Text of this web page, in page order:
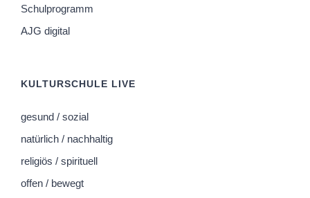
Schulprogramm
AJG digital
KULTURSCHULE LIVE
gesund / sozial
natürlich / nachhaltig
religiös / spirituell
offen / bewegt